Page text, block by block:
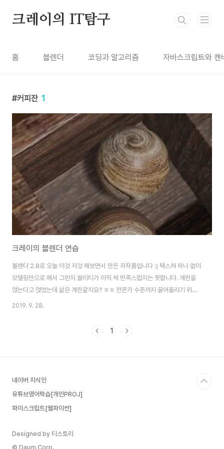
크레이의 IT탐구
홈 블렌더 코딩과 알고리즘 자바스크립트와 캔
커피잔 1
크레이의 블렌더 연습
블렌더 2.8로 오늘 이것 저것 해보면서 만든 자작품입니다 :) 텍스쳐 하나 없이
모델링만으로 해서 그런지 퀄리티가 아직 썩 만족스럽지는 못합니다. 계란을
얹는다고 얹었는데 삶은 계란같지요? ㅎㅎ 전문가 수준까지 끌어올리기 위해
틈틈히 정진을! 요건 주사위 - 블렌더 2.8에서 텍스쳐 입히는 부분, 조만간 소
2019. 9. 28.
1
네이버 지식인
유튜브영어학습[개인PROJ]
파이스크립트[웹파이썬]
Designed by 티스토리
© Daum Corp.